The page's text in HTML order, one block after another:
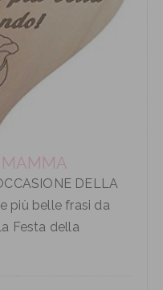
MAMMA
DELLA
più belle frasi da
Festa della